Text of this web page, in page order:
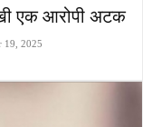
एक आरोपी अटक
19, 2025